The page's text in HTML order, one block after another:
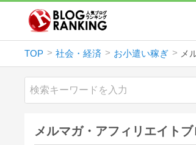
TOP 社会・経済 お小遣い稼ぎ メ
メルマガ・アフィリエイト